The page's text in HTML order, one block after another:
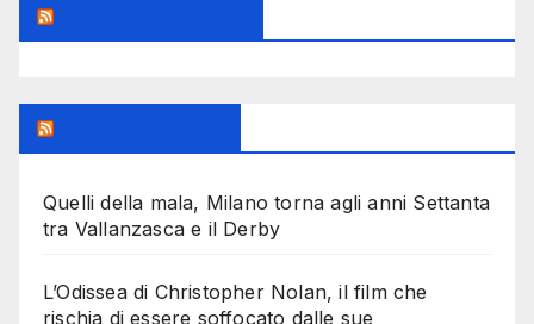
Quelli della mala, Milano torna agli anni Settanta
tra Vallanzasca e il Derby
L’Odissea di Christopher Nolan, il film che
rischia di essere soffocato dalle sue